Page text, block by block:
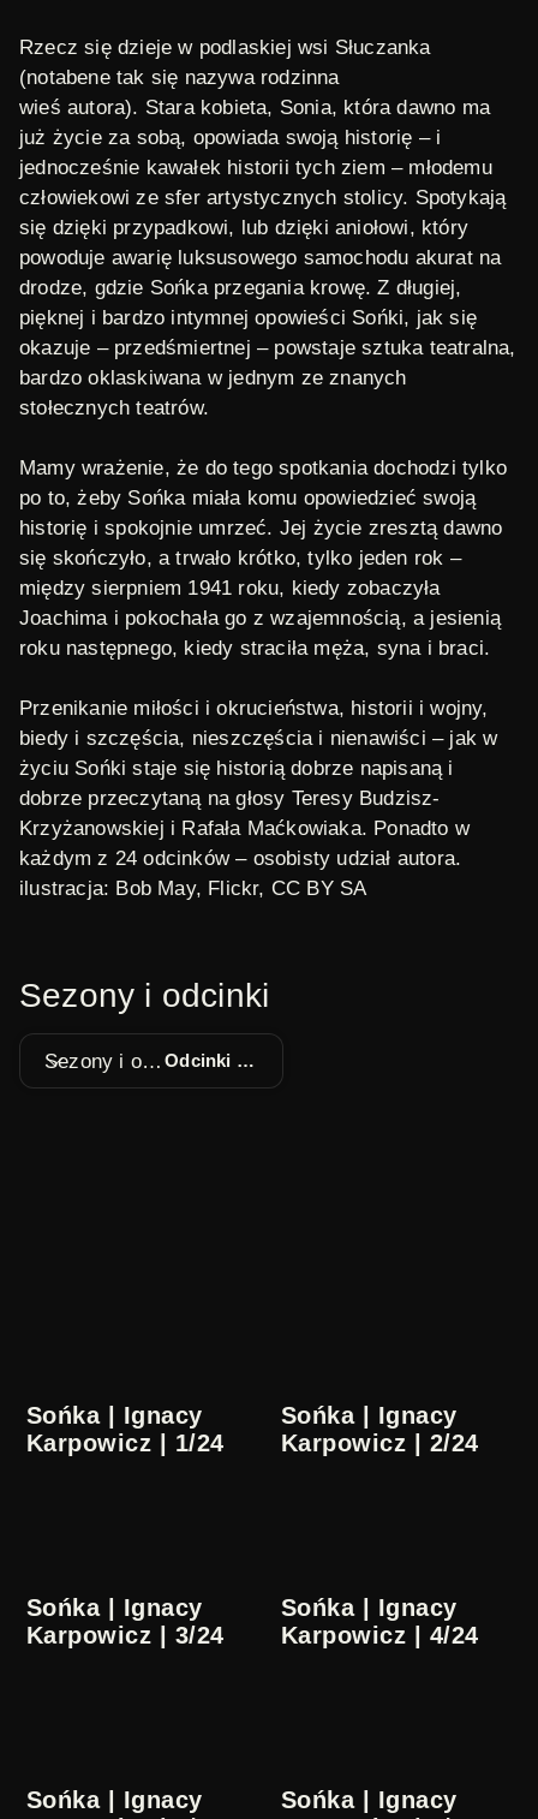
Rzecz się dzieje w podlaskiej wsi Słuczanka
(notabene tak się nazywa rodzinna
wieś autora). Stara kobieta, Sonia, która dawno ma
już życie za sobą, opowiada swoją historię – i
jednocześnie kawałek historii tych ziem – młodemu
człowiekowi ze sfer artystycznych stolicy. Spotykają
się dzięki przypadkowi, lub dzięki aniołowi, który
powoduje awarię luksusowego samochodu akurat na
drodze, gdzie Sońka przegania krowę. Z długiej,
pięknej i bardzo intymnej opowieści Sońki, jak się
okazuje – przedśmiertnej – powstaje sztuka teatralna,
bardzo oklaskiwana w jednym ze znanych
stołecznych teatrów.
Mamy wrażenie, że do tego spotkania dochodzi tylko
po to, żeby Sońka miała komu opowiedzieć swoją
historię i spokojnie umrzeć. Jej życie zresztą dawno
się skończyło, a trwało krótko, tylko jeden rok –
między sierpniem 1941 roku, kiedy zobaczyła
Joachima i pokochała go z wzajemnością, a jesienią
roku następnego, kiedy straciła męża, syna i braci.
Przenikanie miłości i okrucieństwa, historii i wojny,
biedy i szczęścia, nieszczęścia i nienawiści – jak w
życiu Sońki staje się historią dobrze napisaną i
dobrze przeczytaną na głosy Teresy Budzisz-
Krzyżanowskiej i Rafała Maćkowiaka. Ponadto w
każdym z 24 odcinków – osobisty udział autora.
ilustracja: Bob May, Flickr, CC BY SA
Sezony i odcinki
Sezony i odcinki Odcinki 1 - 22
Sońka | Ignacy
Karpowicz | 1/24
Sońka | Ignacy
Karpowicz | 2/24
Sońka | Ignacy
Karpowicz | 3/24
Sońka | Ignacy
Karpowicz | 4/24
Sońka | Ignacy
Sońka | Ignacy